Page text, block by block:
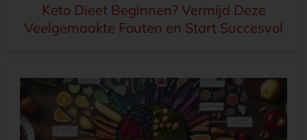
Keto Dieet Beginnen? Vermijd Deze
Veelgemaakte Fouten en Start Succesvol